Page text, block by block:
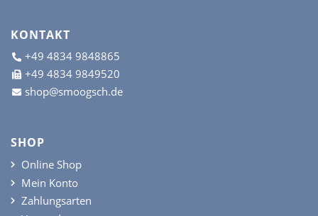
KONTAKT
+49 4834 9848865
+49 4834 9849520
shop@smoogsch.de
SHOP
Online Shop
Mein Konto
Zahlungsarten